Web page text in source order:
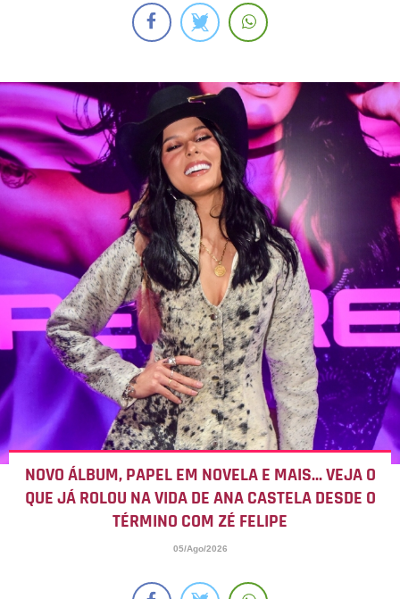
NOVO ÁLBUM, PAPEL EM NOVELA E MAIS... VEJA O
QUE JÁ ROLOU NA VIDA DE ANA CASTELA DESDE O
TÉRMINO COM ZÉ FELIPE
05/Ago/2026